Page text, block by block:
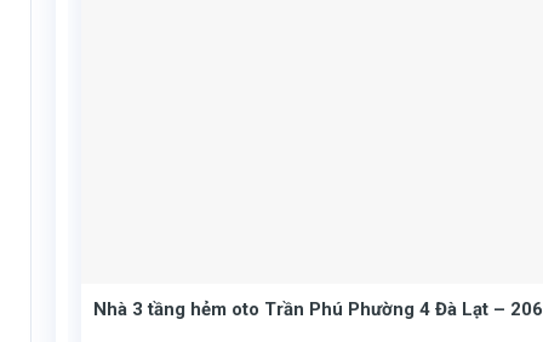
Nhà 3 tầng hẻm oto Trần Phú Phường 4 Đà Lạt –